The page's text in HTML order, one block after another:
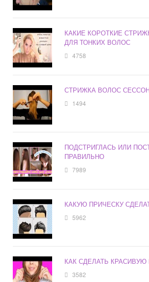
КАКИЕ КОРОТКИЕ
ДЛЯ ТОНКИХ ВОЛОС
4758
СТРИЖКА ВОЛОС
1494
ПОДСТРИГЛАСЬ ИЛИ
ПРАВИЛЬНО
7989
КАКУЮ ПРИЧЕСКУ
5962
КАК СДЕЛАТЬ
3582